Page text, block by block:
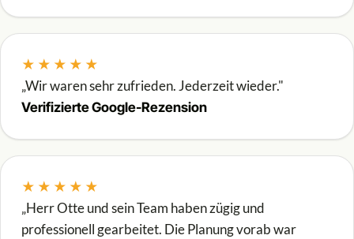
★★★★★
„Wir waren sehr zufrieden. Jederzeit wieder."
Verifizierte Google-Rezension
★★★★★
„Herr Otte und sein Team haben zügig und
professionell gearbeitet. Die Planung vorab war